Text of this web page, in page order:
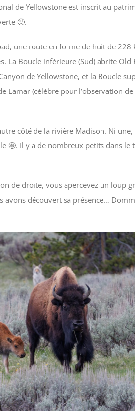
de Yellowstone est inscrit au
🙂.
une route en forme de huit de
La Boucle inférieure (Sud) abrite Old
de Yellowstone, et la Boucle
(célèbre pour l’observation de
côté de la rivière Madison. Ni
🤩. Il y a de nombreux petits dans le
de droite, vous apercevez un loup
avons découvert sa présence…